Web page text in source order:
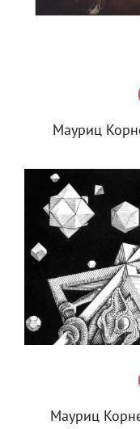
Мауриц
Мауриц